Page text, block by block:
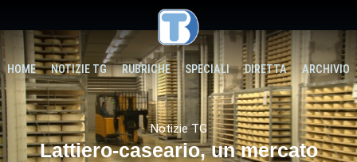
HOME NOTIZIE TG RUBRICHE SPECIALI DIRETTA ARCHIVIO
Notizie TG
Lattiero-caseario, un mercato